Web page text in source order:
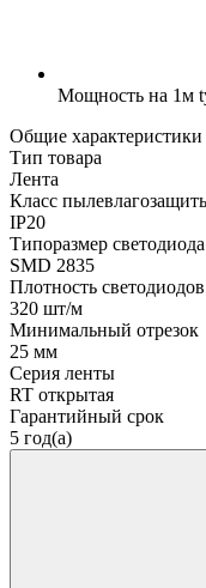
Мощность на 1м
Общие характеристики
Тип товара
Лента
Класс
IP20
Типоразмер светодиода
SMD 2835
Плотность светодиодов
320 шт/м
Минимальный отрезок
25 мм
Серия ленты
RT открытая
Гарантийный срок
5 год(а)